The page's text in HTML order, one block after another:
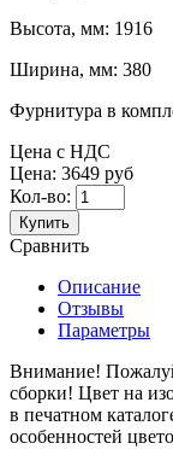
Высота, мм: 1916
Ширина, мм: 380
Фурнитура в
Цена с НДС
Цена: 3649 руб
Кол-во:
Купить
Сравнить
Описание
Отзывы
Параметры
Внимание!
сборки! Цвет на
в печатном
особенностей